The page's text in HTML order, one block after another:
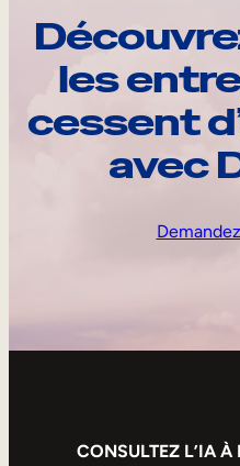
les
cessent
avec
CONSULTEZ L’IA À